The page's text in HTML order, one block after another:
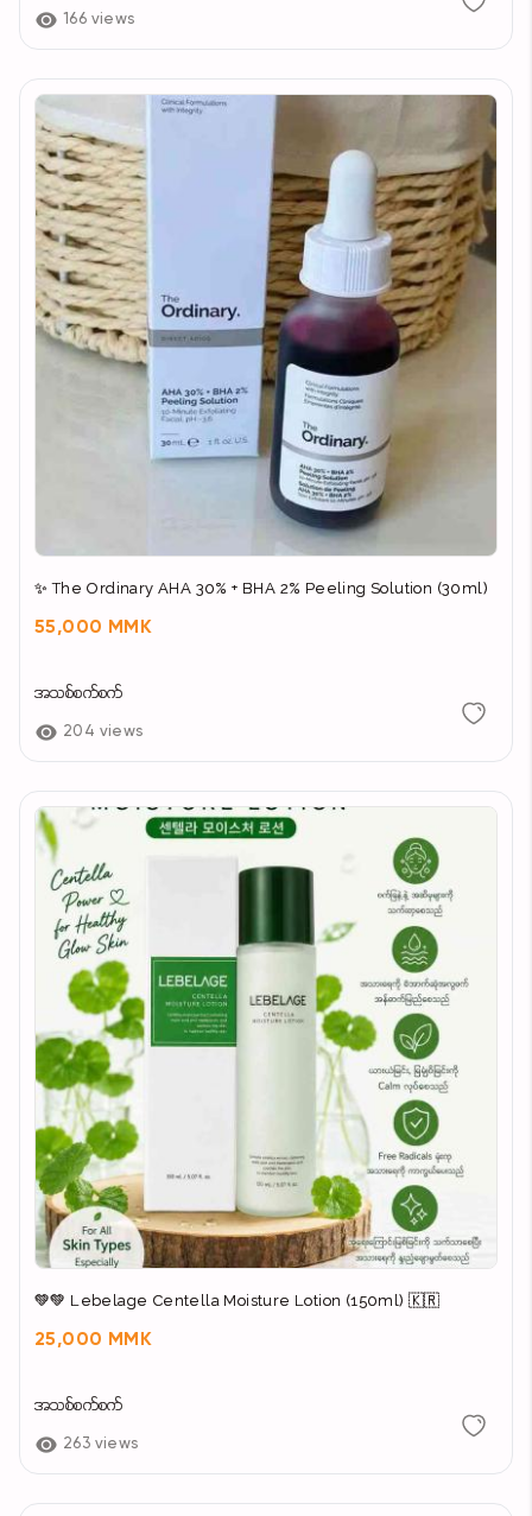
166 views
✨ The Ordinary AHA 30% + BHA 2% Peeling Solution (30ml)
55,000 MMK
အသစ်စက်စက်
204 views
💚💚 Lebelage Centella Moisture Lotion (150ml) 🇰🇷
25,000 MMK
အသစ်စက်စက်
263 views